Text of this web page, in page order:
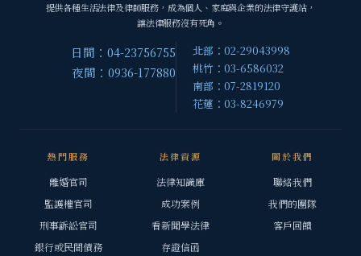
提供各種生活法律及律師服務，成為個人、家庭與企業的法律守護站，
讓法律服務沒有死角。
日間：04-23756755
夜間：0936-177880
北部：02-29043998
桃竹：03-6586032
南部：07-2819120
花蓮：03-8246979
熱門服務
離婚官司
監護權官司
刑事訴訟官司
銀行或民間債務
法律資源
法律知識庫
成功案例
看新聞學法律
存證信函
關於我們
聯絡我們
我們的團隊
客戶回饋